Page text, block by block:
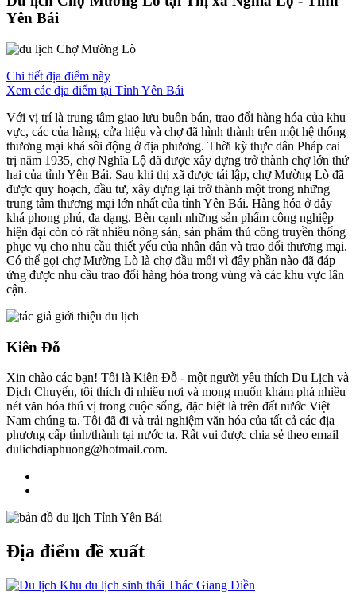
Yên Bái
Chi tiết địa điểm này
Xem các địa điểm tại Tỉnh Yên Bái
Với vị trí là trung tâm giao lưu buôn bán, trao đổi hàng hóa của khu
vực, các của hàng, cửa hiệu và chợ đã hình thành trên một hệ thống
thương mại khá sôi động ở địa phương. Thời kỳ thực dân Pháp cai
trị năm 1935, chợ Nghĩa Lộ đã được xây dựng trở thành chợ lớn thứ
hai của tỉnh Yên Bái. Sau khi thị xã được tái lập, chợ Mường Lò đã
được quy hoạch, đầu tư, xây dựng lại trở thành một trong những
trung tâm thương mại lớn nhất của tỉnh Yên Bái. Hàng hóa ở đây
khá phong phú, đa dạng. Bên cạnh những sản phẩm công nghiệp
hiện đại còn có rất nhiều nông sản, sản phẩm thủ công truyền thống
phục vụ cho nhu cầu thiết yếu của nhân dân và trao đổi thương mại.
Có thể gọi chợ Mường Lò là chợ đầu mối vì đây phần nào đã đáp
ứng được nhu cầu trao đổi hàng hóa trong vùng và các khu vực lân
cận.
Kiên Đỗ
Xin chào các bạn! Tôi là Kiên Đỗ - một người yêu thích Du Lịch và
Dịch Chuyển, tôi thích đi nhiều nơi và mong muốn khám phá nhiều
nét văn hóa thú vị trong cuộc sống, đặc biệt là trên đất nước Việt
Nam chúng ta. Tôi đã đi và trải nghiệm văn hóa của tất cả các địa
phương cấp tỉnh/thành tại nước ta. Rất vui được chia sẻ theo email
dulichdiaphuong@hotmail.com.
Địa điểm đề xuất